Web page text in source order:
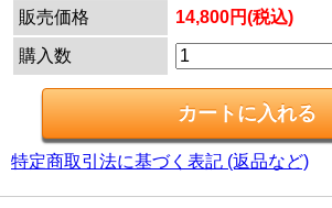
販売価格 14,800円(税込)
購入数
特定商取引法に基づく表記 (返品など)